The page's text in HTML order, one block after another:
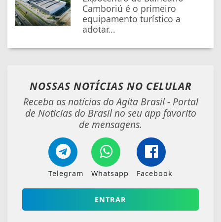
Camboriú é o primeiro
equipamento turístico a
adotar...
NOSSAS NOTÍCIAS NO CELULAR
Receba as notícias do Agita Brasil - Portal
de Noticias do Brasil no seu app favorito
de mensagens.
Telegram Whatsapp Facebook
ENTRAR